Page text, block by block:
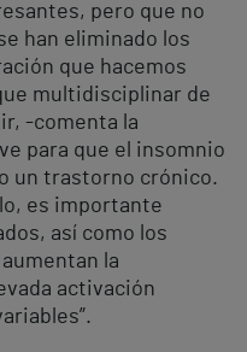
pero que no
han eliminado los
que hacemos
multidisciplinar de
-comenta la
para que el insomnio
un trastorno crónico.
es importante
así como los
la
activación